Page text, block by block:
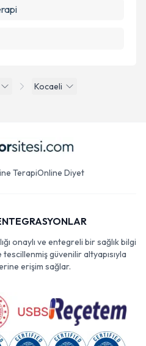
Kocaeli
TerapiOnline Diyet
onaylı ve entegreli bir sağlık bilgi
güvenilir altyapısıyla
erişim sağlar.